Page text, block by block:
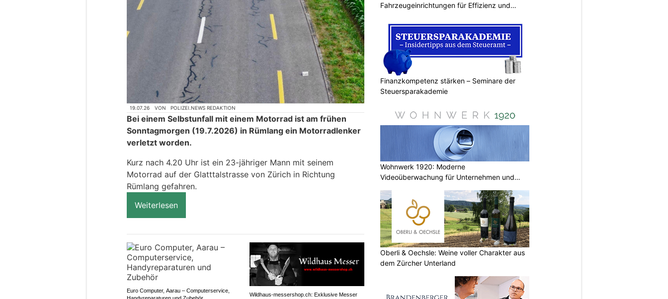
19.07.26 VON POLIZEI.NEWS REDAKTION
Bei einem Selbstunfall mit einem Motorrad ist am frühen
Sonntagmorgen (19.7.2026) in Rümlang ein Motorradlenker
verletzt worden.
Kurz nach 4.20 Uhr ist ein 23-jähriger Mann mit seinem
Motorrad auf der Glatttalstrasse von Zürich in Richtung
Rümlang gefahren.
Weiterlesen
Euro Computer, Aarau – Computerservice,
Handyreparaturen und Zubehör
Wildhaus-messershop.ch: Exklusive Messer
Fahrzeugeinrichtungen für Effizienz und
Finanzkompetenz stärken – Seminare der
Steuersparakademie
Wohnwerk 1920: Moderne
Videoüberwachung für Unternehmen und
Oberli & Oechsle: Weine voller Charakter aus
dem Zürcher Unterland